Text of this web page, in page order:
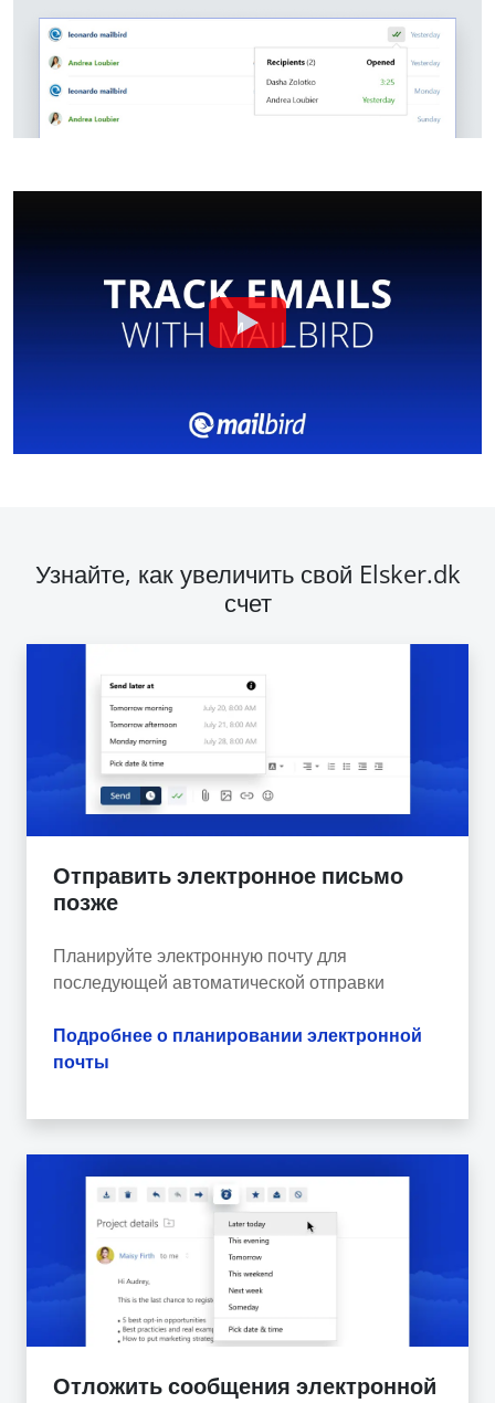
Узнайте, как увеличить свой Elsker.dk
счет
Отправить электронное письмо
позже
Планируйте электронную почту для
последующей автоматической отправки
Подробнее о планировании электронной
почты
Отложить сообщения электронной